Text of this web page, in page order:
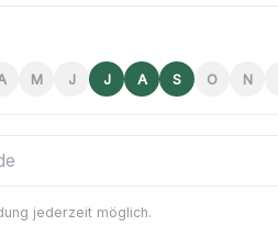
M J J A S O N
jederzeit möglich.